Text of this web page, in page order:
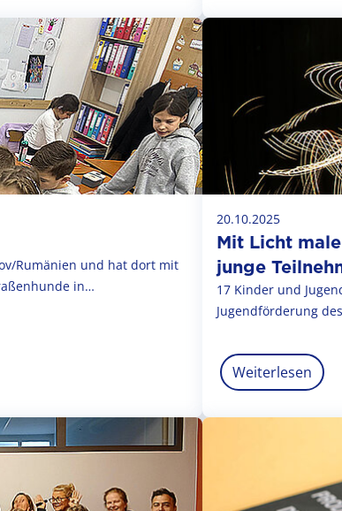
Rumänien und hat dort mit
in…
20.10.2025
Mit Licht
junge
17 Kinder und
Jugendförderung
Weiterlesen